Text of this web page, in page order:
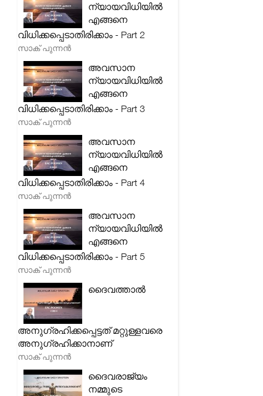
ന്യായവിധിയിൽ
എങ്ങനെ
വിധിക്കപ്പെടാതിരിക്കാം - Part 2
സാക് പുന്നൻ
അവസാന
ന്യായവിധിയിൽ
എങ്ങനെ
വിധിക്കപ്പെടാതിരിക്കാം - Part 3
സാക് പുന്നൻ
അവസാന
ന്യായവിധിയിൽ
എങ്ങനെ
വിധിക്കപ്പെടാതിരിക്കാം - Part 4
സാക് പുന്നൻ
അവസാന
ന്യായവിധിയിൽ
എങ്ങനെ
വിധിക്കപ്പെടാതിരിക്കാം - Part 5
സാക് പുന്നൻ
ദൈവത്താൽ
അനുഗ്രഹിക്കപ്പെട്ടത് മറ്റുള്ളവരെ
അനുഗ്രഹിക്കാനാണ്
സാക് പുന്നൻ
ദൈവരാജ്യം
നമ്മുടെ